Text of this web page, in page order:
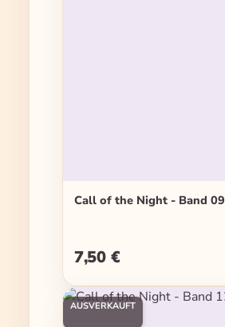
Call of the Night - Band 09
Regulärer Preis:
7,50 €
AUSVERKAUFT